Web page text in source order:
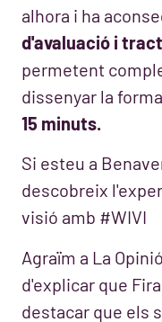
alhora i ha
d'avaluació i
permetent
dissenyar la
15 minuts.
Si esteu a
descobreix
visió amb #WIVI
Agraïm a La
d'explicar que
destacar que els